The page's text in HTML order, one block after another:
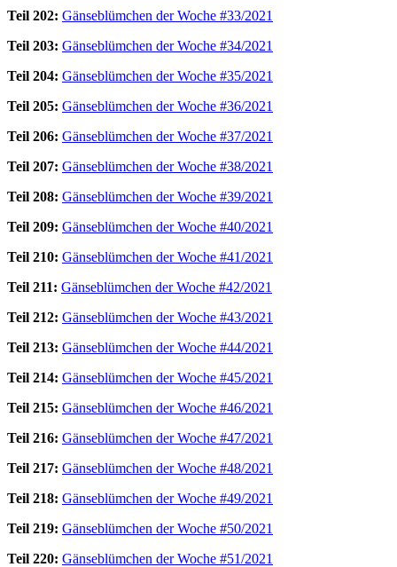
Teil 202: Gänseblümchen der Woche #33/2021
Teil 203: Gänseblümchen der Woche #34/2021
Teil 204: Gänseblümchen der Woche #35/2021
Teil 205: Gänseblümchen der Woche #36/2021
Teil 206: Gänseblümchen der Woche #37/2021
Teil 207: Gänseblümchen der Woche #38/2021
Teil 208: Gänseblümchen der Woche #39/2021
Teil 209: Gänseblümchen der Woche #40/2021
Teil 210: Gänseblümchen der Woche #41/2021
Teil 211: Gänseblümchen der Woche #42/2021
Teil 212: Gänseblümchen der Woche #43/2021
Teil 213: Gänseblümchen der Woche #44/2021
Teil 214: Gänseblümchen der Woche #45/2021
Teil 215: Gänseblümchen der Woche #46/2021
Teil 216: Gänseblümchen der Woche #47/2021
Teil 217: Gänseblümchen der Woche #48/2021
Teil 218: Gänseblümchen der Woche #49/2021
Teil 219: Gänseblümchen der Woche #50/2021
Teil 220: Gänseblümchen der Woche #51/2021